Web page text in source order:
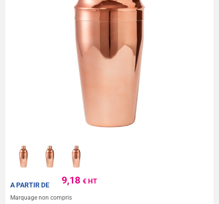
9,18€ HT
A PARTIR DE
Marquage non compris